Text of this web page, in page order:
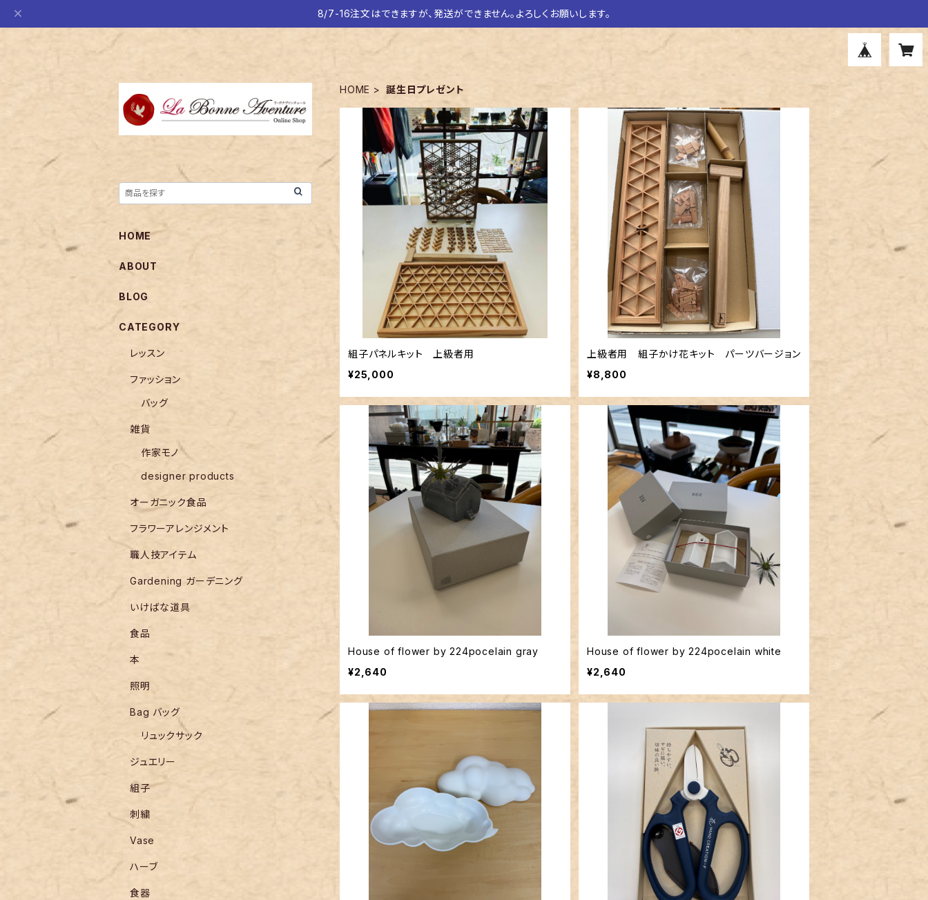
8/7-16注文はできますが、発送ができません。よろしくお願いします。
HOME 誕生日プレゼント
組子パネルキット 上級者用
¥25,000
上級者用 組子かけ花キット パーツバージョン
¥8,800
House of flower by 224pocelain gray
¥2,640
House of flower by 224pocelain white
¥2,640
HOME
ABOUT
BLOG
CATEGORY
レッスン
ファッション
バッグ
雑貨
作家モノ
designer products
オーガニック食品
フラワーアレンジメント
職人技アイテム
Gardening ガーデニング
いけばな道具
食品
本
照明
Bag バッグ
リュックサック
ジュエリー
組子
刺繍
Vase
ハーブ
食器